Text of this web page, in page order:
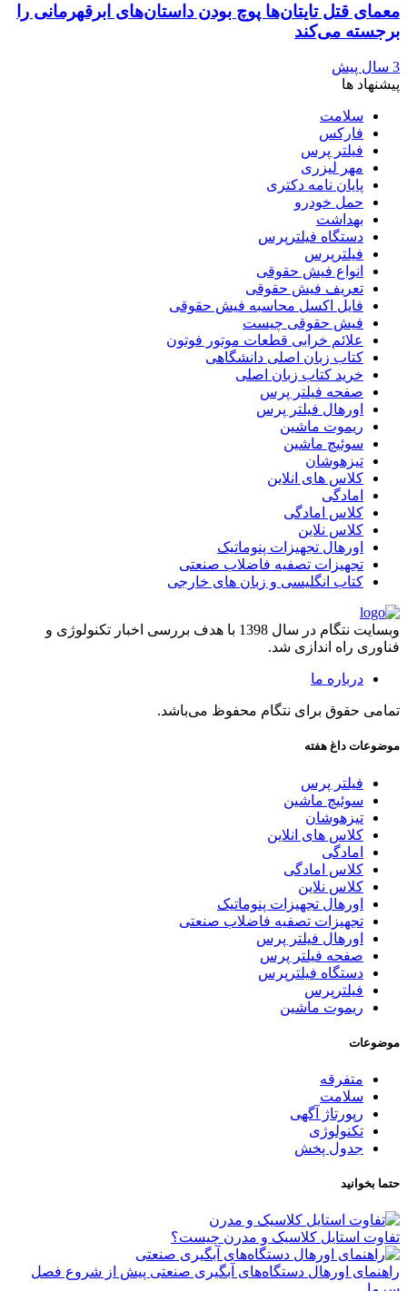
معمای قتل تایتان‌ها پوچ بودن داستان‌های ابرقهرمانی را
برجسته می‌کند
3 سال پیش
پیشنهاد ها
سلامت
فارکس
فیلتر پرس
مهر لیزری
پایان نامه دکتری
حمل خودرو
بهداشت
دستگاه فیلترپرس
فیلترپرس
انواع فیش حقوقی
تعریف فیش حقوقی
فایل اکسل محاسبه فیش حقوقی
فیش حقوقی چیست
علائم خرابی قطعات موتور فوتون
کتاب زبان اصلی دانشگاهی
خرید کتاب زبان اصلی
صفحه فیلتر پرس
اورهال فیلتر پرس
ریموت ماشین
سوئیچ ماشین
تیزهوشان
کلاس های انلاین
امادگی
کلاس امادگی
کلاس نلاین
اورهال تجهیزات پنوماتیک
تجهیزات تصفیه فاضلاب صنعتی
کتاب انگلیسی و زبان های خارجی
وبسایت نتگام در سال 1398 با هدف بررسی اخبار تکنولوژی و
فناوری راه اندازی شد.
درباره ما
تمامی حقوق برای نتگام محفوظ می‌باشد.
موضوعات داغ هفته
فیلتر پرس
سوئیچ ماشین
تیزهوشان
کلاس های انلاین
امادگی
کلاس امادگی
کلاس نلاین
اورهال تجهیزات پنوماتیک
تجهیزات تصفیه فاضلاب صنعتی
اورهال فیلتر پرس
صفحه فیلتر پرس
دستگاه فیلترپرس
فیلترپرس
ریموت ماشین
موضوعات
متفرقه
سلامت
رپورتاژ آگهی
تکنولوژی
جدول پخش
حتما بخوانید
تفاوت استایل کلاسیک و مدرن چیست؟
راهنمای اورهال دستگاه‌های آبگیری صنعتی پیش از شروع فصل